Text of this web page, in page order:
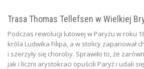
Trasa Thomas Tellefsen w Wielkiej
Podczas rewolucji lutowej w Paryżu w roku
króla Ludwika Filipa, a w stolicy zapanował
i szerzyły się choroby. Sprawiło to, że
jak i liczni arystokraci opuścili Paryż i udali